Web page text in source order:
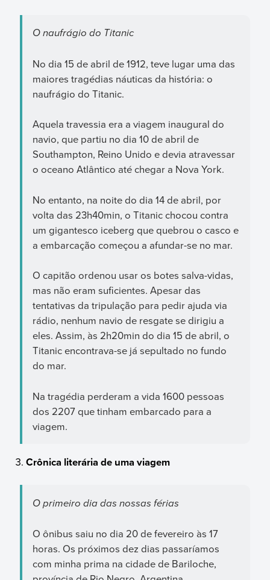
O naufrágio do Titanic
No dia 15 de abril de 1912, teve lugar uma das
maiores tragédias náuticas da história: o
naufrágio do Titanic.
Aquela travessia era a viagem inaugural do
navio, que partiu no dia 10 de abril de
Southampton, Reino Unido e devia atravessar
o oceano Atlântico até chegar a Nova York.
No entanto, na noite do dia 14 de abril, por
volta das 23h40min, o Titanic chocou contra
um gigantesco iceberg que quebrou o casco e
a embarcação começou a afundar-se no mar.
O capitão ordenou usar os botes salva-vidas,
mas não eram suficientes. Apesar das
tentativas da tripulação para pedir ajuda via
rádio, nenhum navio de resgate se dirigiu a
eles. Assim, às 2h20min do dia 15 de abril, o
Titanic encontrava-se já sepultado no fundo
do mar.
Na tragédia perderam a vida 1600 pessoas
dos 2207 que tinham embarcado para a
viagem.
Crônica literária de uma viagem
O primeiro dia das nossas férias
O ônibus saiu no dia 20 de fevereiro às 17
horas. Os próximos dez dias passaríamos
com minha prima na cidade de Bariloche,